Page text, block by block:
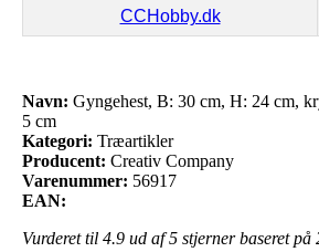
CCHobby.dk
Navn: Gyngehest, B: 30 cm, H: 24 cm,
5 cm
Kategori: Træartikler
Producent: Creativ Company
Varenummer: 56917
EAN:
Vurderet til 4.9 ud af 5 stjerner baseret på